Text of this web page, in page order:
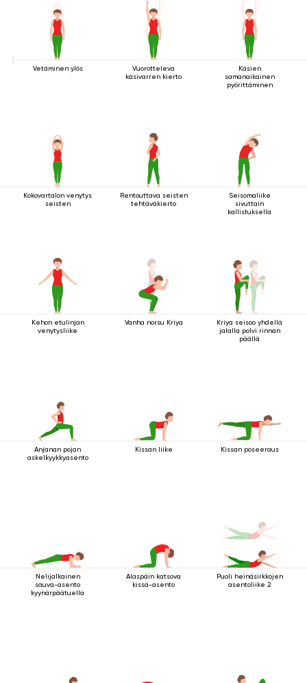
Vetäminen ylös
Vuorotteleva
käsivarren kierto
Käsien
samanaikainen
pyörittäminen
Kokovartalon venytys
seisten
Rentouttava seisten
tehtäväkierto
Seisomaliike
sivuttain
kallistuksella
Kehon etulinjan
venytysliike
Vanha norsu Kriya
Kriya seisoo yhdellä
jalalla polvi rinnan
päällä
Anjanan pojan
askelkyykkyasento
Kissan liike Kissan poseeraus
Nelijalkainen
sauva-asento
kyynärpäätuella
Alaspäin katsova
kissa-asento
Puoli heinäsirkkojen
asentoliike 2